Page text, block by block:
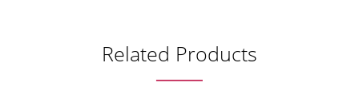
Related Products